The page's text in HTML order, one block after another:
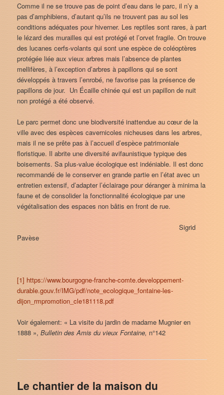
Comme il ne se trouve pas de point d’eau dans le parc, il n’y a
pas d’amphibiens, d’autant qu’ils ne trouvent pas au sol les
conditions adéquates pour hiverner. Les reptiles sont rares, à part
le lézard des murailles qui est protégé et l’orvet fragile. On trouve
des lucanes cerfs-volants qui sont une espèce de coléoptères
protégée liée aux vieux arbres mais l’absence de plantes
mellifères, à l’exception d’arbres à papillons qui se sont
développés à travers l’enrobé, ne favorise pas la présence de
papillons de jour. Un Écaille chinée qui est un papillon de nuit
non protégé a été observé.
Le parc permet donc une biodiversité inattendue au cœur de la
ville avec des espèces cavernicoles nicheuses dans les arbres,
mais il ne se prête pas à l’accueil d’espèce patrimoniale
floristique. Il abrite une diversité avifaunistique typique des
boisements. Sa plus-value écologique est indéniable. Il est donc
recommandé de le conserver en grande partie en l’état avec un
entretien extensif, d’adapter l’éclairage pour déranger à minima la
faune et de consolider la fonctionnalité écologique par une
végétalisation des espaces non bâtis en front de rue.
Sigrid
Pavèse
[1] https://www.bourgogne-franche-comte.developpement-
durable.gouv.fr/IMG/pdf/note_ecologique_fontaine-les-
dijon_rmpromotion_cle181118.pdf
Voir également: « La visite du jardin de madame Mugnier en
1888 »,Bulletin des Amis du vieux Fontaine, n°142
Le chantier de la maison du